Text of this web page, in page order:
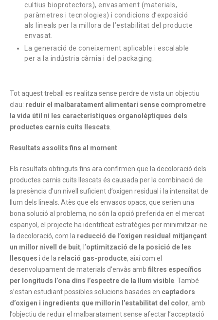
cultius bioprotectors), envasament (materials,
paràmetres i tecnologies) i condicions d’exposició
als lineals per la millora de l’estabilitat del producte
envasat.
La generació de coneixement aplicable i escalable
per a la indústria càrnia i del packaging.
Tot aquest treball es realitza sense perdre de vista un objectiu
clau: reduir el malbaratament alimentari sense comprometre
la vida útil ni les característiques organolèptiques dels
productes carnis cuits llescats
Resultats assolits fins al moment
Els resultats obtinguts fins ara confirmen que la decoloració dels
productes carnis cuits llescats és causada per la combinació de
la presència d’un nivell suficient d’oxigen residual i la intensitat de
llum dels lineals. Atès que els envasos opacs, que serien una
bona solució al problema, no són la opció preferida en el mercat
espanyol, el projecte ha identificat estratègies per minimitzar-ne
la decoloració, com la reducció de l’oxigen residual mitjançant
un millor nivell de buit, l’optimització de la posició de les
llesques i de la relació gas-producte, així com el
desenvolupament de materials d’envàs amb filtres específics
per longituds l’ona dins l’espectre de la llum visible . També
s’estan estudiant possibles solucions basades en captadors
d’oxigen i ingredients que millorin l’estabilitat del color, amb
l’objectiu de reduir el malbaratament sense afectar l’acceptació